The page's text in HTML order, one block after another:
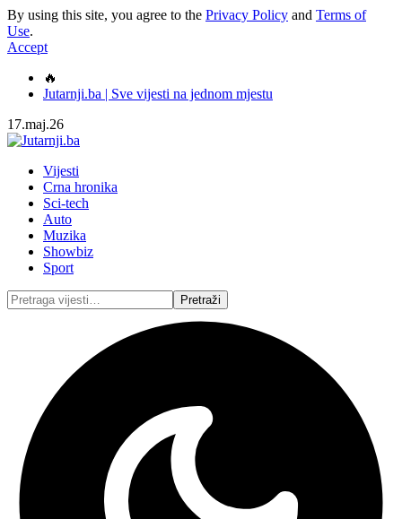
By using this site, you agree to the Privacy Policy and Terms of
Use.
Accept
🔥
Jutarnji.ba | Sve vijesti na jednom mjestu
17.maj.26
Vijesti
Crna hronika
Sci-tech
Auto
Muzika
Showbiz
Sport